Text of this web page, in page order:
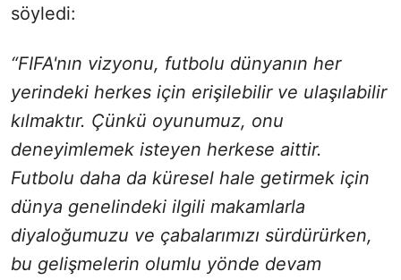
söyledi:
“FIFA'nın vizyonu, futbolu dünyanın her
yerindeki herkes için erişilebilir ve ulaşılabilir
kılmaktır. Çünkü oyunumuz, onu
deneyimlemek isteyen herkese aittir.
Futbolu daha da küresel hale getirmek için
dünya genelindeki ilgili makamlarla
diyaloğumuzu ve çabalarımızı sürdürürken,
bu gelişmelerin olumlu yönde devam